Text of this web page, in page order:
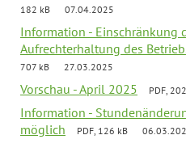
182 kB
07.04.2025
Information - Einschränkung
Aufrechterhaltung des
707 kB
27.03.2025
Vorschau - April 2025 PDF,
Information -
möglich
PDF, 126 kB